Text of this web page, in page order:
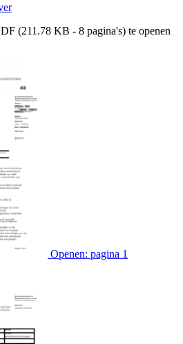
(211.78 KB - 8 pagina's) te openen
Openen: pagina 1